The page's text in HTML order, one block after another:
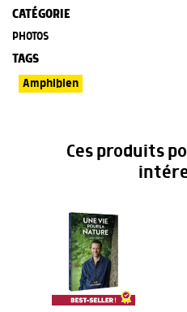
CATÉGORIE
PHOTOS
TAGS
Amphibien
Ces produits